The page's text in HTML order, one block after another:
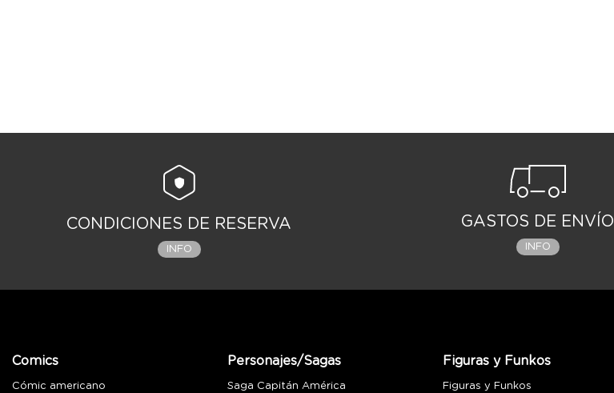
CONDICIONES DE RESERVA
INFO
GASTOS DE ENVÍO
INFO
Comics
Cómic americano
Personajes/Sagas
Saga Capitán América
Figuras y Funkos
Figuras y Funkos